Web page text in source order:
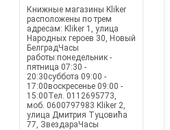
Книжные магазины Kliker
расположены по трем
адресам: Kliker 1, улица
Народных героев 30, Новый
БелградЧасы
работы:понедельник -
пятница 07:30 -
20:30суббота 09:00 -
17:00воскресенье 09:00 -
15:00Тел. 0112695773,
моб. 0600797983 Kliker 2,
улица Дмитрия Туцовића
77, ЗвездараЧасы